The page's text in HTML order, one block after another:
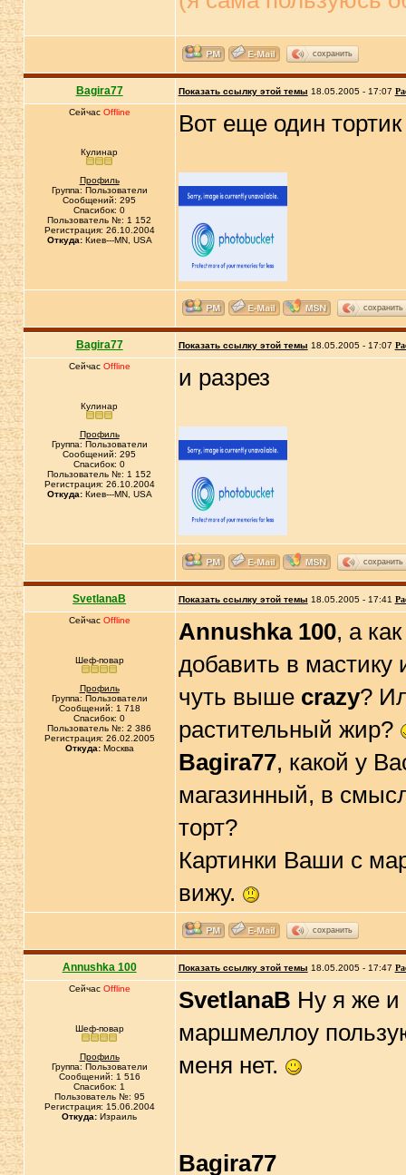
сохранить
Bagira77 Показать ссылку этой темы 18.05.2005 - 17:07
Сейчас Offline
Кулинар
Профиль
Группа: Пользователи
Сообщений: 295
Спасибок: 0
Пользователь №: 1 152
Регистрация: 26.10.2004
Откуда:Киев---MN, USA
Вот еще один
сохранить
Bagira77 Показать ссылку этой темы 18.05.2005 - 17:07
Сейчас Offline
Кулинар
Профиль
Группа: Пользователи
Сообщений: 295
Спасибок: 0
Пользователь №: 1 152
Регистрация: 26.10.2004
Откуда:Киев---MN, USA
и разрез
сохранить
SvetlanaB Показать ссылку этой темы 18.05.2005 - 17:41
Сейчас Offline
Шеф-повар
Профиль
Группа: Пользователи
Сообщений: 1 718
Спасибок: 0
Пользователь №: 2 386
Регистрация: 26.02.2005
Откуда:Москва
Annushka 100, а
добавить в
чуть выше crazy?
растительный жир?
Bagira77, какой у
магазинный, в
торт?
Картинки Ваши с
вижу.
сохранить
Annushka 100 Показать ссылку этой темы 18.05.2005 - 17:47
Сейчас Offline
Шеф-повар
Профиль
Группа: Пользователи
Сообщений: 1 516
Спасибок: 1
Пользователь №: 95
Регистрация: 15.06.2004
Откуда: Израиль
SvetlanaB Ну я же и
маршмеллоу
меня нет.
Bagira77